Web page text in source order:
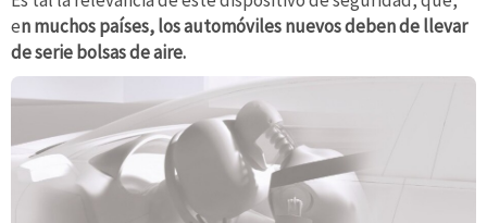
en muchos países, los automóviles nuevos deben de llevar
de serie bolsas de aire.